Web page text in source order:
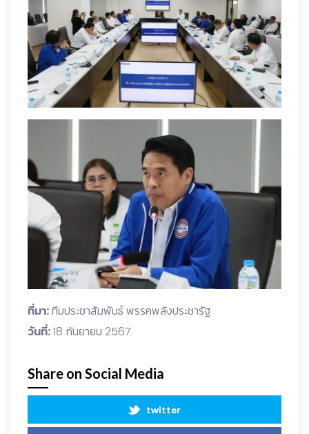
ที่มา:ทีมประชาสัมพันธ์ พรรคพลังประชารัฐ
วันที่:18 กันยายน 2567
Share on Social Media
twitter